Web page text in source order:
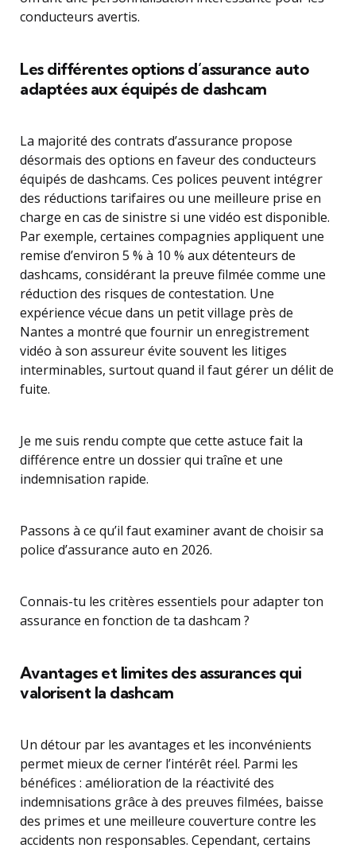
conducteurs avertis.
Les différentes options d’assurance auto
adaptées aux équipés de dashcam
La majorité des contrats d’assurance propose
désormais des options en faveur des conducteurs
équipés de dashcams. Ces polices peuvent intégrer
des réductions tarifaires ou une meilleure prise en
charge en cas de sinistre si une vidéo est disponible.
Par exemple, certaines compagnies appliquent une
remise d’environ 5 % à 10 % aux détenteurs de
dashcams, considérant la preuve filmée comme une
réduction des risques de contestation. Une
expérience vécue dans un petit village près de
Nantes a montré que fournir un enregistrement
vidéo à son assureur évite souvent les litiges
interminables, surtout quand il faut gérer un délit de
fuite.
Je me suis rendu compte que cette astuce fait la
différence entre un dossier qui traîne et une
indemnisation rapide.
Passons à ce qu’il faut examiner avant de choisir sa
police d’assurance auto en 2026.
Connais-tu les critères essentiels pour adapter ton
assurance en fonction de ta dashcam ?
Avantages et limites des assurances qui
valorisent la dashcam
Un détour par les avantages et les inconvénients
permet mieux de cerner l’intérêt réel. Parmi les
bénéfices : amélioration de la réactivité des
indemnisations grâce à des preuves filmées, baisse
des primes et une meilleure couverture contre les
accidents non responsables. Cependant, certains